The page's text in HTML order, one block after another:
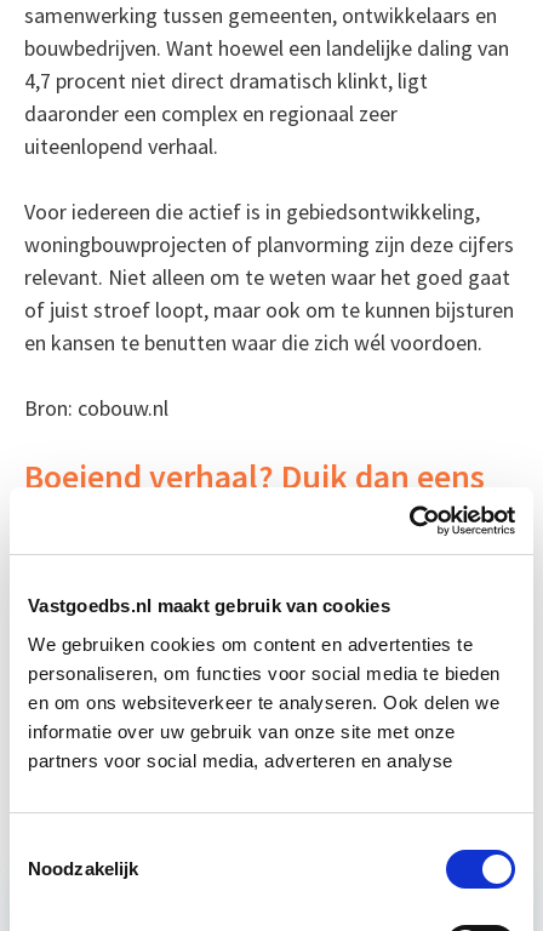
Vastgoedbs.nl maakt gebruik van cookies
We gebruiken cookies om content en advertenties te
personaliseren, om functies voor social media te bieden
en om ons websiteverkeer te analyseren. Ook delen we
informatie over uw gebruik van onze site met onze
partners voor social media, adverteren en analyse
Noodzakelijk
samenwerking tussen gemeenten, ontwikkelaars en
bouwbedrijven. Want hoewel een landelijke daling van
4,7 procent niet direct dramatisch klinkt, ligt
daaronder een complex en regionaal zeer
uiteenlopend verhaal.
Voor iedereen die actief is in gebiedsontwikkeling,
woningbouwprojecten of planvorming zijn deze cijfers
relevant. Niet alleen om te weten waar het goed gaat
of juist stroef loopt, maar ook om te kunnen bijsturen
en kansen te benutten waar die zich wél voordoen.
Bron: cobouw.nl
Boeiend verhaal? Duik dan eens
Business Case voor Vastgoed- &
Projectontwikkeling
Start do
10 sep
Vastgoedmanagement Start ma 14 sep